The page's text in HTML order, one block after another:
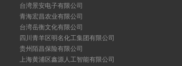
台湾景安电子有限公司
青海宏昌农业有限公司
台湾岳衡文化有限公司
四川青羊区明名化工集团有限公司
贵州陌昌保险有限公司
上海黄浦区鑫源人工智能有限公司